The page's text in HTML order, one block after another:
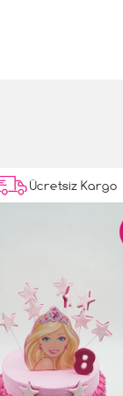
Ücretsiz Kargo